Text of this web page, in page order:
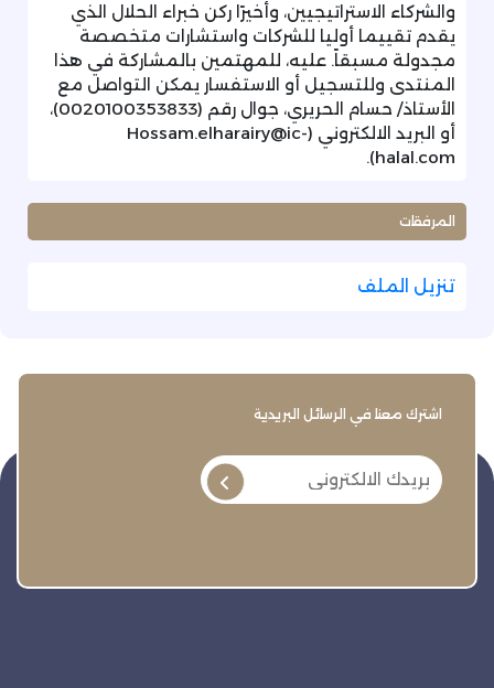
والشركاء الاستراتيجيين، وأخيرًا ركن خبراء الحلال الذي
يقدم تقييما أوليا للشركات واستشارات متخصصة
مجدولة مسبقاً. عليه، للمهتمين بالمشاركة في هذا
المنتدى وللتسجيل أو الاستفسار يمكن التواصل مع
الأستاذ/ حسام الحريري، جوال رقم (0020100353833)،
أو البريد الالكتروني (Hossam.elharairy@ic-
halal.com).
المرفقات
تنزيل الملف
اشترك معنا في الرسائل البريدية